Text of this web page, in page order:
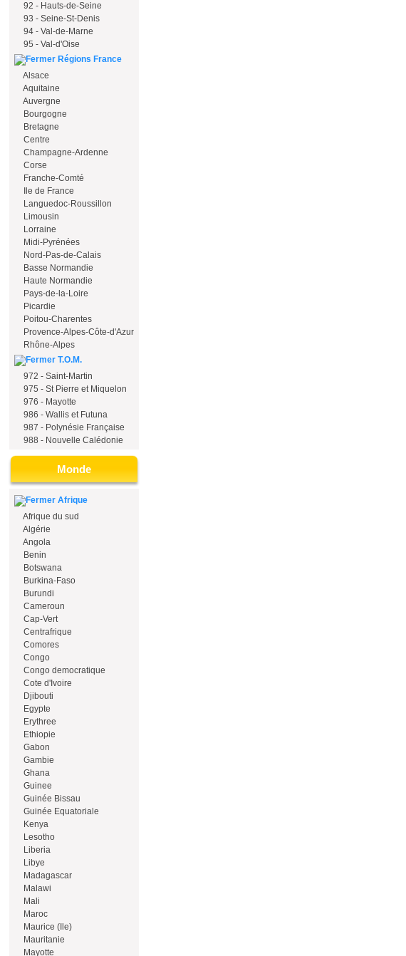
92 - Hauts-de-Seine
93 - Seine-St-Denis
94 - Val-de-Marne
95 - Val-d'Oise
Régions France
Alsace
Aquitaine
Auvergne
Bourgogne
Bretagne
Centre
Champagne-Ardenne
Corse
Franche-Comté
Ile de France
Languedoc-Roussillon
Limousin
Lorraine
Midi-Pyrénées
Nord-Pas-de-Calais
Basse Normandie
Haute Normandie
Pays-de-la-Loire
Picardie
Poitou-Charentes
Provence-Alpes-Côte-d'Azur
Rhône-Alpes
T.O.M.
972 - Saint-Martin
975 - St Pierre et Miquelon
976 - Mayotte
986 - Wallis et Futuna
987 - Polynésie Française
988 - Nouvelle Calédonie
Monde
Afrique
Afrique du sud
Algérie
Angola
Benin
Botswana
Burkina-Faso
Burundi
Cameroun
Cap-Vert
Centrafrique
Comores
Congo
Congo democratique
Cote d'Ivoire
Djibouti
Egypte
Erythree
Ethiopie
Gabon
Gambie
Ghana
Guinee
Guinée Bissau
Guinée Equatoriale
Kenya
Lesotho
Liberia
Libye
Madagascar
Malawi
Mali
Maroc
Maurice (Ile)
Mauritanie
Mayotte